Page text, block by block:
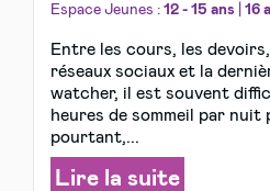
Espace Jeunes : 12 - 15 ans 16
Entre les cours, les
réseaux sociaux et la
watcher, il est souvent
heures de sommeil par nuit
pourtant,...
Lire la suite